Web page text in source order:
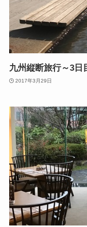
九州縦断旅行～3日
2017年3月29日